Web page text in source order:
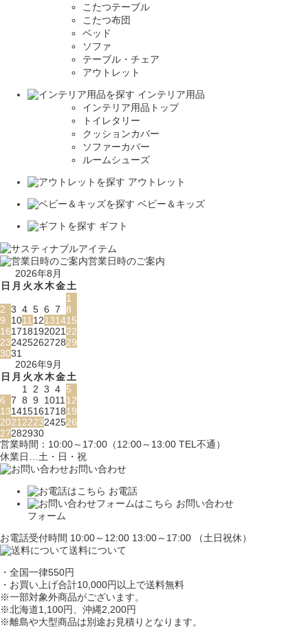
こたつテーブル
こたつ布団
ベッド
ソファ
テーブル・チェア
アウトレット
インテリア用品
インテリア用品トップ
トイレタリー
クッションカバー
ソファーカバー
ルームシューズ
アウトレット
ベビー＆キッズ
ギフト
営業日時のご案内
2026年8月
日 月 火水木金土
1
2 3 4 5 6 7 8
9
1011 12131415
161718192021 22
23242526272829
3031
2026年9月
日 月 火水木金土
1
2 3 4 5
6 7 8 9 1011 12
13141516171819
2021 2223242526
27282930
営業時間：10:00～17:00（12:00～13:00 TEL不通）
休業日…土・日・祝
お問い合わせ
お電話
お問い合わせ
フォーム
お電話受付時間 10:00～12:00 13:00～17:00 （土日祝休）
送料について
・全国一律550円
・お買い上げ合計10,000円 以上で送料無料
※一部対象外商品がございます。
※北海道1,100円
、沖縄2,200円
※離島や大型商品は別途お見積りとなります。